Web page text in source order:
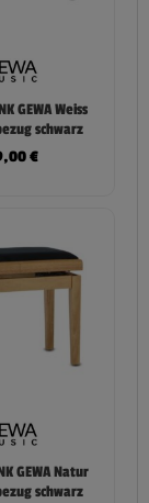
GEWA Weiss
schwarz
€
GEWA Natur
schwarz